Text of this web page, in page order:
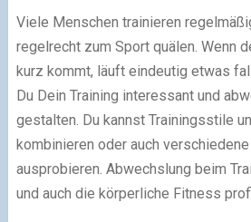
Viele Menschen trainieren
regelrecht zum Sport quälen. Wenn
kurz kommt, läuft eindeutig etwas
Du Dein Training interessant und
gestalten. Du kannst Trainingsstile
kombinieren oder auch
ausprobieren. Abwechslung beim
und auch die körperliche Fitness